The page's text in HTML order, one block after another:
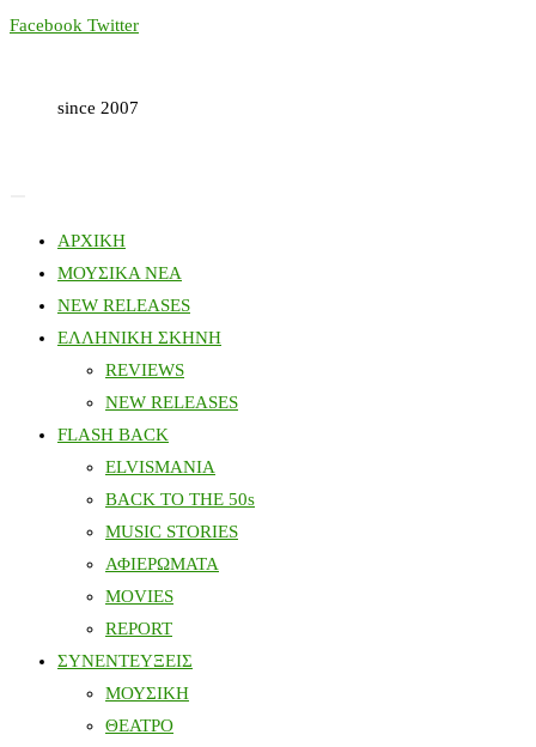
Skip
Facebook Twitter
since 2007
ΑΡΧΙΚΗ
ΜΟΥΣΙΚΑ ΝΕΑ
NEW RELEASES
ΕΛΛΗΝΙΚΗ ΣΚΗΝΗ
REVIEWS
NEW RELEASES
FLASH BACK
ELVISMANIA
BACK TO THE 50s
MUSIC STORIES
ΑΦΙΕΡΩΜΑΤΑ
MOVIES
REPORT
ΣΥΝΕΝΤΕΥΞΕΙΣ
ΜΟΥΣΙΚΗ
ΘΕΑΤΡΟ